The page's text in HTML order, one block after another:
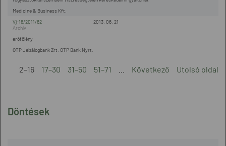
Döntések
Medicine & Business Kft.
2013. 06. 21
Vj-16/2011/62
OTP Jelzálogbank Zrt. OTP Bank Nyrt.
erőfölény
2–16 17–30 31–50 51–71 Következő Utolsó oldal